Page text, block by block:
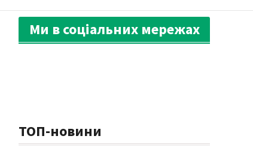
Ми в соціальних мережах
ТОП-новини